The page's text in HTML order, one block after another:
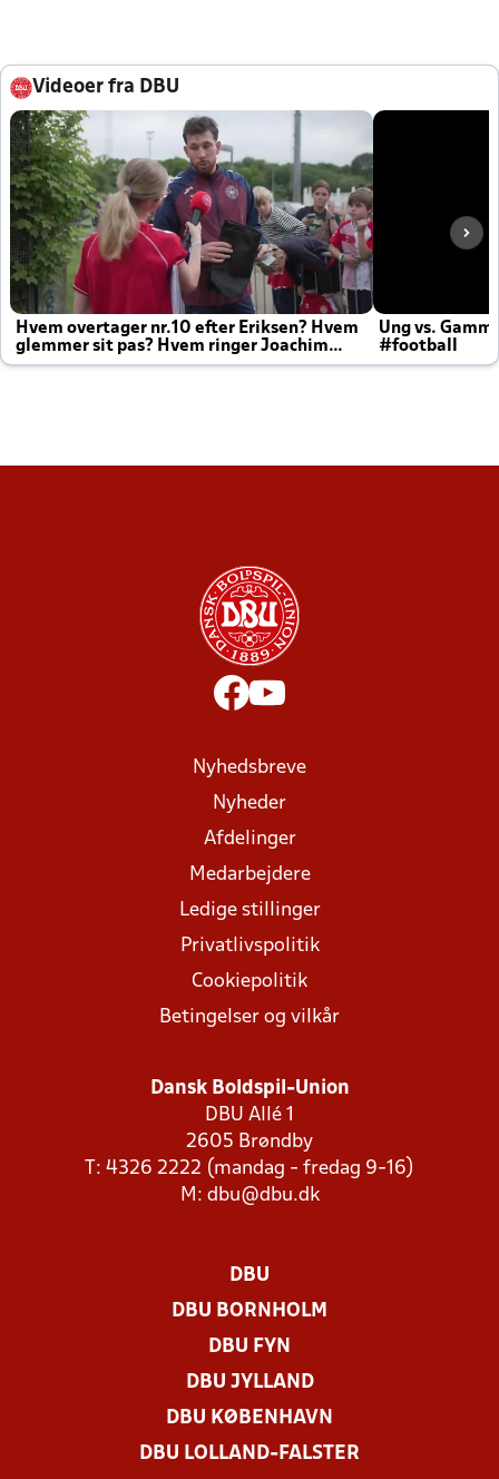
Videoer fra DBU
Hvem overtager nr.10 efter Eriksen? Hvem
glemmer sit pas? Hvem ringer Joachim
altid til efter kampe?
Ung vs.
#football
Nyhedsbreve
Nyheder
Afdelinger
Medarbejdere
Ledige stillinger
Privatlivspolitik
Cookiepolitik
Betingelser og vilkår
Dansk Boldspil-Union
DBU Allé 1
2605 Brøndby
T: 4326 2222 (mandag - fredag 9-16)
M: dbu@dbu.dk
DBU
DBU BORNHOLM
DBU FYN
DBU JYLLAND
DBU KØBENHAVN
DBU LOLLAND-FALSTER